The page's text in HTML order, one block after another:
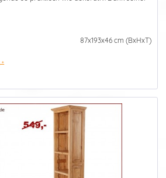
87x193x46 cm (BxHxT)
*